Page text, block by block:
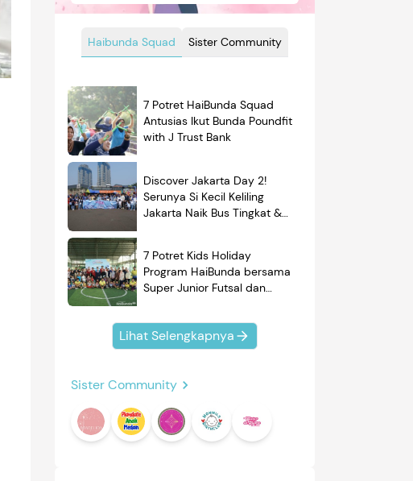
Haibunda Squad Sister Community
7 Potret HaiBunda Squad
Antusias Ikut Bunda Poundfit
with J Trust Bank
Discover Jakarta Day 2!
Serunya Si Kecil Keliling
Jakarta Naik Bus Tingkat &
7 Potret Kids Holiday
Program HaiBunda bersama
Super Junior Futsal dan
Kompak Banget!
Lihat Selengkapnya
Sister Community